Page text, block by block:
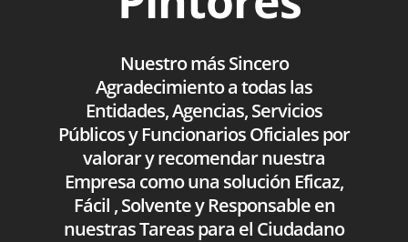
Nuestro más Sincero
Agradecimiento a todas las
Entidades, Agencias, Servicios
Públicos y Funcionarios Oficiales por
valorar y recomendar nuestra
Empresa como una solución Eficaz,
Fácil , Solvente y Responsable en
nuestras Tareas para el Ciudadano